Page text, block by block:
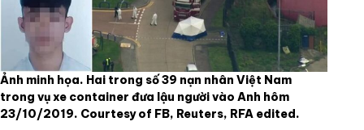
Ảnh minh họa. Hai trong số 39 nạn nhân Việt Nam
trong vụ xe container đưa lậu người vào Anh hôm
23/10/2019. Courtesy of FB, Reuters, RFA edited.